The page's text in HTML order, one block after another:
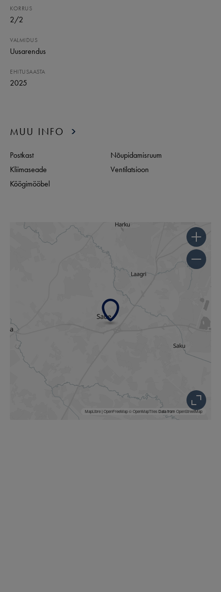
KORRUS
2/2
VALMIDUS
Uusarendus
EHITUSAASTA
2025
MUU INFO
Postkast
Nõupidamisruum
Kliimaseade
Ventilatsioon
Köögimööbel
MapLibre|OpenFreeMap© OpenMapTilesData from OpenStreetMap